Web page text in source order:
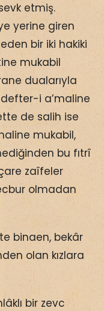
etmiş.
yerine giren
bir iki hakiki
mukabil
dualarıyla
i a’maline
de salih ise
mukabil,
bu fıtrî
zaîfeler
olmadan
binaen, bekâr
olan kızlara
bir zevc